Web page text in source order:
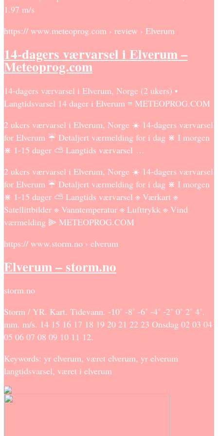
1.97 m/s
https:// www.meteoprog.com › review › Elverum
14-dagers værvarsel i Elverum –
Meteoprog.com
14-dagers værvarsel i Elverum, Norge (2 ukers) •
Langtidsvarsel 14 dager i Elverum ≡ METEOPROG.COM
2 ukers værvarsel i Elverum, Norge ☀️ 14-dagers værvarsel
for Elverum ☔ Detaljert værmelding for i dag ⋇ I morgen
⋇ 1-15 dager ⛅ Langtids værvarsel …
2 ukers værvarsel i Elverum, Norge ☀️ 14-dagers værvarsel
for Elverum ☔ Detaljert værmelding for i dag ⋇ I morgen
⋇ 1-15 dager ⛅ Langtids værvarsel ※ Værkart ※
Satellittbilder ※ Vanntemperatur ※ Lufttrykk ※ Vind
værmelding ⫸ METEOPROG.COM
https:// www.storm.no › elverum
Elverum – storm.no
storm.no
Storm / YR. Kart. Tidevann. -10˚ -8˚ -6˚ -4˚ -2˚ 0˚ 2˚ 4˚.
mm. m/s. 14 15 16 17 18 19 20 21 22 23 Onsdag 02 03 04
05 06 07 08 09 10 11 12.
Keywords: yr elverum, været elverum, yr elverum
langtidsvarsel, været i elverum